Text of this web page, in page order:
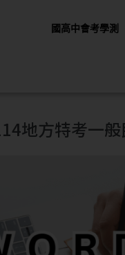
國高中會考學測
地方特考一